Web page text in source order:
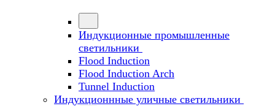
Индукционные промышленные
светильники
Flood Induction
Flood Induction Arch
Tunnel Induction
Индукционнные уличные светильники